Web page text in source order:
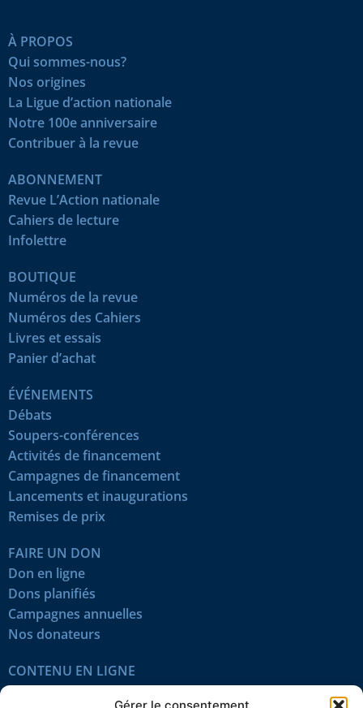
À PROPOS
Qui sommes-nous?
Nos origines
La Ligue d’action nationale
Notre 100e anniversaire
Contribuer à la revue
ABONNEMENT
Revue L’Action nationale
Cahiers de lecture
Infolettre
BOUTIQUE
Numéros de la revue
Numéros des Cahiers
Livres et essais
Panier d’achat
ÉVÉNEMENTS
Débats
Soupers-conférences
Activités de financement
Campagnes de financement
Lancements et inaugurations
Remises de prix
FAIRE UN DON
Don en ligne
Dons planifiés
Campagnes annuelles
Nos donateurs
CONTENU EN LIGNE
Tous les articles